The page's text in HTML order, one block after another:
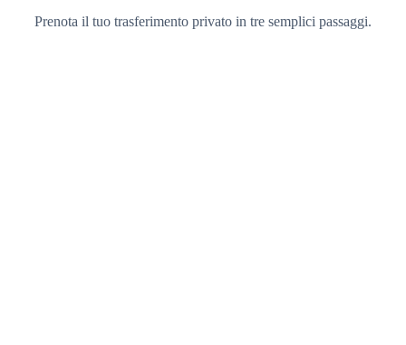
Prenota il tuo trasferimento privato in tre semplici passaggi.